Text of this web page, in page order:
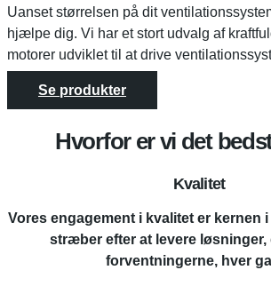
Uanset størrelsen på dit
hjælpe dig. Vi har et stort udvalg af
motorer udviklet til at drive
Se produkter
Hvorfor er vi det
Kvalitet
Vores engagement i kvalitet er kernen
stræber efter at levere løsninger,
forventningerne, hver